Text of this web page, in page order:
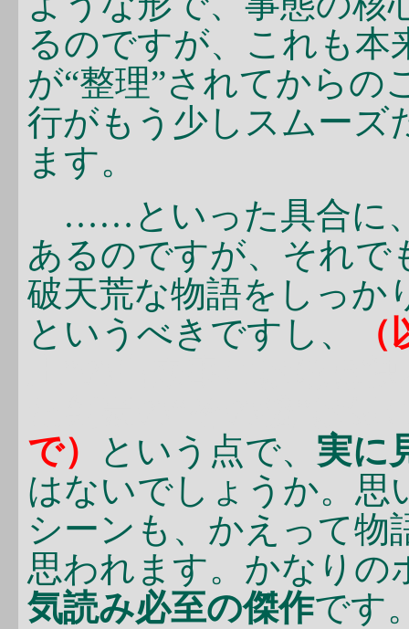
るのですが、これも本
が“整理”されてからの
行がもう少しスムーズ
ます。
……といった具合に
あるのですが、それで
破天荒な物語をしっか
というべきですし、
で）
という点で、 実に
はないでしょうか。思
シーンも、かえって物
思われます。かなりの
気読み必至の傑作です